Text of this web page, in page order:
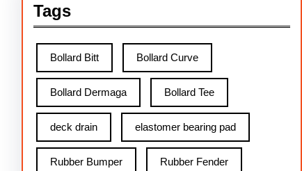
Tags
Bollard Bitt Bollard Curve
Bollard Dermaga Bollard Tee
deck drain elastomer bearing pad
Rubber Bumper Rubber Fender